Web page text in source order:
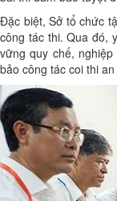
Đặc biệt, Sở tổ chức
công tác thi. Qua đó,
vững quy chế,
bảo công tác coi thi